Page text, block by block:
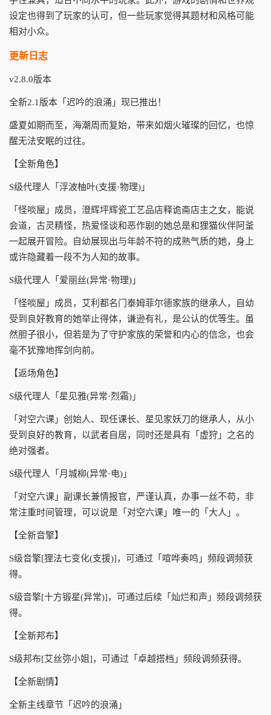
设定也得到了玩家的认可，但一些玩家觉得其题材和风格可能
相对小众。
更新日志
v2.8.0版本
全新2.1版本「迟吟的浪涌」现已推出！
盛夏如期而至，海潮周而复始，带来如烟火璀璨的回忆，也惊
醒无法安眠的过往。
【全新角色】
S级代理人「浮波柚叶(支援·物理)」
「怪啖屋」成员，澄辉坪辉瓷工艺品店释诡斋店主之女，能说
会道，古灵精怪，热爱怪谈和恶作剧的她总是和狸猫伙伴阿釜
一起展开冒险。自幼展现出与年龄不符的成熟气质的她，身上
或许隐藏着一段不为人知的故事。
S级代理人「爱丽丝(异常·物理)」
「怪啖屋」成员，艾利都名门泰姆菲尔德家族的继承人，自幼
受到良好教育的她举止得体，谦逊有礼，是公认的优等生。虽
然胆子很小，但若是为了守护家族的荣誉和内心的信念，也会
毫不犹豫地挥剑向前。
【返场角色】
S级代理人「星见雅(异常·烈霜)」
「对空六课」创始人、现任课长、星见家妖刀的继承人，从小
受到良好的教育，以武者自居，同时还是具有「虚狩」之名的
绝对强者。
S级代理人「月城柳(异常·电)」
「对空六课」副课长兼情报官，严谨认真，办事一丝不苟，非
常注重时间管理，可以说是「对空六课」唯一的「大人」。
【全新音擎】
S级音擎[狸法七变化(支援)]，可通过「喧哗奏鸣」频段调频获
得。
S级音擎[十方锻星(异常)]，可通过后续「灿烂和声」频段调频获
得。
【全新邦布】
S级邦布[艾丝弥小姐]，可通过「卓越搭档」频段调频获得。
【全新剧情】
全新主线章节「迟吟的浪涌」